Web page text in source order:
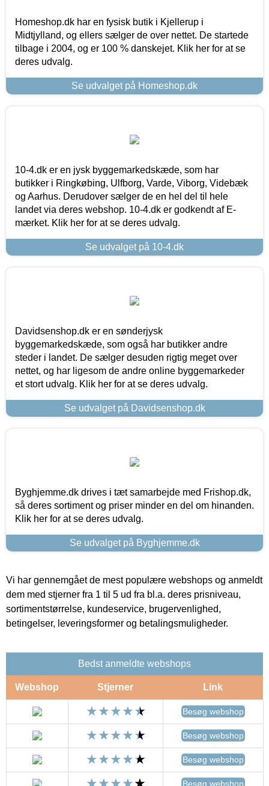
Homeshop.dk har en fysisk butik i Kjellerup i
Midtjylland, og ellers sælger de over nettet. De startede
tilbage i 2004, og er 100 % danskejet. Klik her for at se
deres udvalg.
Se udvalget på Homeshop.dk
10-4.dk er en jysk byggemarkedskæde, som har
butikker i Ringkøbing, Ulfborg, Varde, Viborg, Videbæk
og Aarhus. Derudover sælger de en hel del til hele
landet via deres webshop. 10-4.dk er godkendt af E-
mærket. Klik her for at se deres udvalg.
Se udvalget på 10-4.dk
Davidsenshop.dk er en sønderjysk
byggemarkedskæde, som også har butikker andre
steder i landet. De sælger desuden rigtig meget over
nettet, og har ligesom de andre online byggemarkeder
et stort udvalg. Klik her for at se deres udvalg.
Se udvalget på Davidsenshop.dk
Byghjemme.dk drives i tæt samarbejde med Frishop.dk,
så deres sortiment og priser minder en del om hinanden.
Klik her for at se deres udvalg.
Se udvalget på Byghjemme.dk
Vi har gennemgået de mest populære webshops og anmeldt
dem med stjerner fra 1 til 5 ud fra bl.a. deres prisniveau,
sortimentstørrelse, kundeservice, brugervenlighed,
betingelser, leveringsformer og betalingsmuligheder.
Bedst anmeldte webshops
Webshop Stjerner Link
Besøg webshop
Besøg webshop
Besøg webshop
Besøg webshop